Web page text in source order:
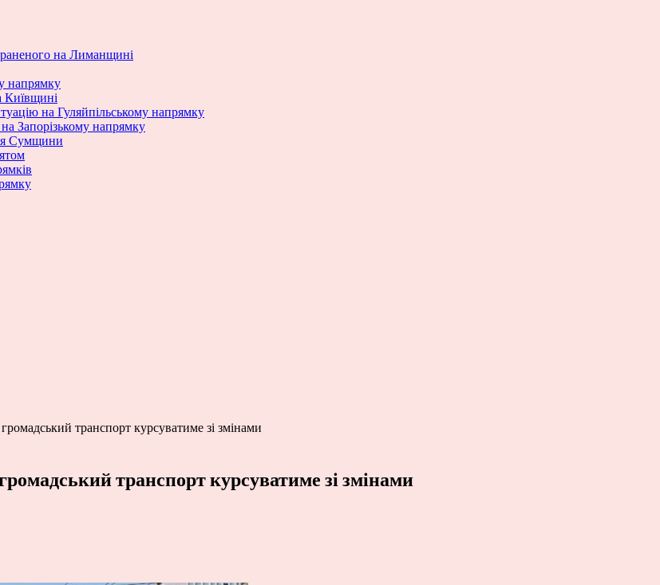
на Лиманщині
напрямку
Київщині
на Гуляйпільському напрямку
Запорізькому напрямку
Сумщини
транспорт курсуватиме зі змінами
транспорт курсуватиме зі змінами